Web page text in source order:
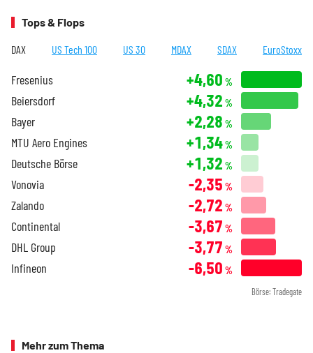
Tops & Flops
DAX US Tech 100 US 30 MDAX SDAX EuroStoxx
Fresenius +4,60 %
Beiersdorf +4,32 %
Bayer +2,28 %
MTU Aero Engines +1,34%
Deutsche Börse +1,32 %
Vonovia -2,35 %
Zalando -2,72 %
Continental -3,67 %
DHL Group -3,77 %
Infineon -6,50 %
Börse: Tradegate
Mehr zum Thema